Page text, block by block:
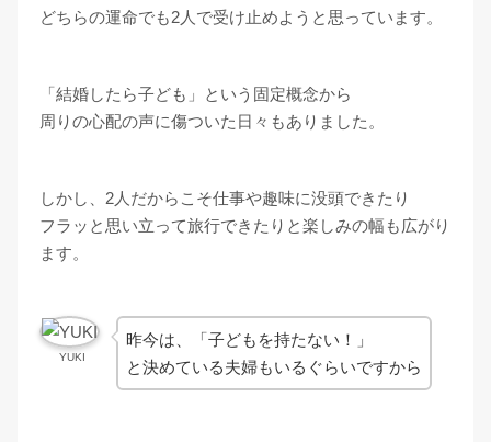
どちらの運命でも2人で受け止めようと思っています。
「結婚したら子ども」という固定概念から
周りの心配の声に傷ついた日々もありました。
しかし、2人だからこそ仕事や趣味に没頭できたり
フラッと思い立って旅行できたりと楽しみの幅も広がり
ます。
YUKI
昨今は、「子どもを持たない！」
と決めている夫婦もいるぐらいですから